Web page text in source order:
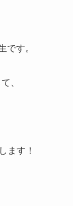
です。
、
ます！